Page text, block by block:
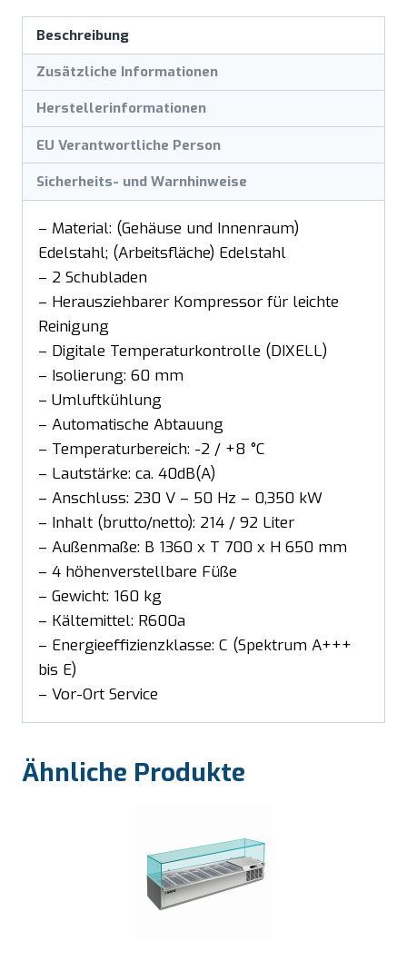
Beschreibung
Zusätzliche Informationen
Herstellerinformationen
EU Verantwortliche Person
Sicherheits- und Warnhinweise
– Material: (Gehäuse und Innenraum)
Edelstahl; (Arbeitsfläche) Edelstahl
– 2 Schubladen
– Herausziehbarer Kompressor für leichte
Reinigung
– Digitale Temperaturkontrolle (DIXELL)
– Isolierung: 60 mm
– Umluftkühlung
– Automatische Abtauung
– Temperaturbereich: -2 / +8 °C
– Lautstärke: ca. 40dB(A)
– Anschluss: 230 V – 50 Hz – 0,350 kW
– Inhalt (brutto/netto): 214 / 92 Liter
– Außenmaße: B 1360 x T 700 x H 650 mm
– 4 höhenverstellbare Füße
– Gewicht: 160 kg
– Kältemittel: R600a
– Energieeffizienzklasse: C (Spektrum A+++
bis E)
– Vor-Ort Service
Ähnliche Produkte